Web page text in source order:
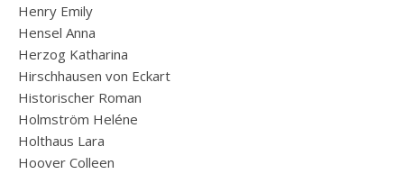
Henry Emily
Hensel Anna
Herzog Katharina
Hirschhausen von Eckart
Historischer Roman
Holmström Heléne
Holthaus Lara
Hoover Colleen